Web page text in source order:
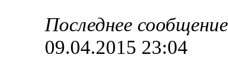
Последнее
09.04.2015 23:04